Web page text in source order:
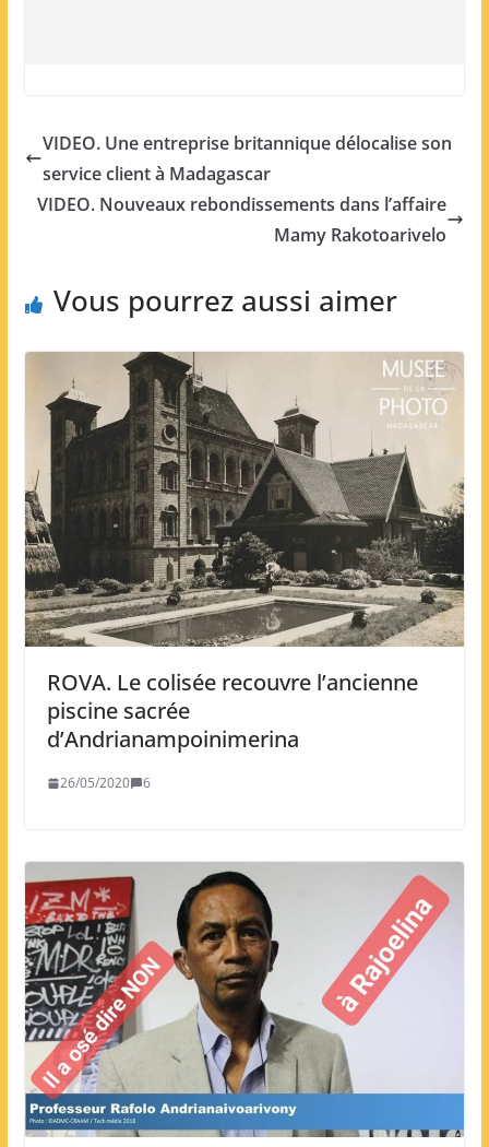
VIDEO. Une entreprise britannique délocalise son
service client à Madagascar
VIDEO. Nouveaux rebondissements dans l’affaire
Mamy Rakotoarivelo
Vous pourrez aussi aimer
ROVA. Le colisée recouvre l’ancienne
piscine sacrée
d’Andrianampoinimerina
26/05/2020 6